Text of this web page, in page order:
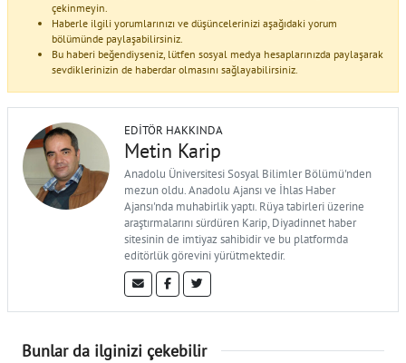
çekinmeyin.
Haberle ilgili yorumlarınızı ve düşüncelerinizi aşağıdaki yorum
bölümünde paylaşabilirsiniz.
Bu haberi beğendiyseniz, lütfen sosyal medya hesaplarınızda paylaşarak
sevdiklerinizin de haberdar olmasını sağlayabilirsiniz.
EDITÖR HAKKINDA
Metin Karip
Anadolu Üniversitesi Sosyal Bilimler Bölümü'nden
mezun oldu. Anadolu Ajansı ve İhlas Haber
Ajansı'nda muhabirlik yaptı. Rüya tabirleri üzerine
araştırmalarını sürdüren Karip, Diyadinnet haber
sitesinin de imtiyaz sahibidir ve bu platformda
editörlük görevini yürütmektedir.
Bunlar da ilginizi çekebilir